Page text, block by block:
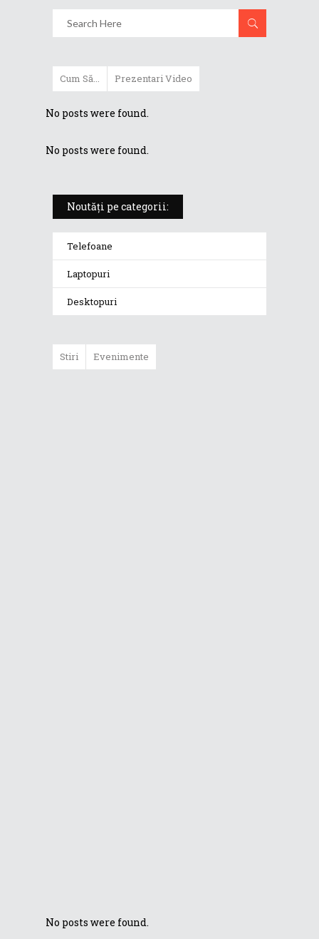
Cum Să... Prezentari Video
No posts were found.
No posts were found.
Noutăți pe categorii:
Telefoane
Laptopuri
Desktopuri
Stiri Evenimente
No posts were found.